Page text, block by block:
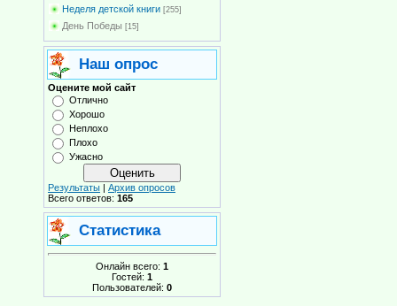
Неделя детской книги [255]
День Победы [15]
Наш опрос
Оцените мой сайт
Отлично
Хорошо
Неплохо
Плохо
Ужасно
Результаты | Архив опросов
Всего ответов: 165
Статистика
Онлайн всего: 1
Гостей: 1
Пользователей: 0